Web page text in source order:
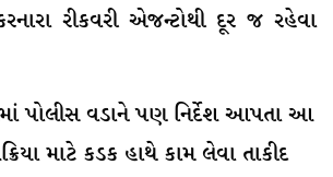
રીકવરી એજન્ટોથી દૂર જ રહેવા
પોલીસ વડાને પણ નિર્દેશ આપતા આ
માટે કડક હાથે કામ લેવા તાકીદ